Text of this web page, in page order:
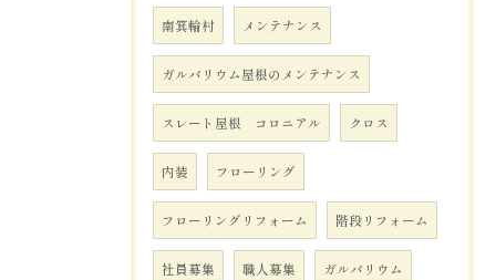
南箕輪村 メンテナンス
ガルバリウム屋根のメンテナンス
スレート屋根 コロニアル クロス
内装 フローリング
フローリングリフォーム 階段リフォーム
社員募集 職人募集 ガルバリウム